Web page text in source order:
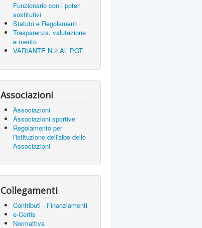
Funzionario con i poteri
sostitutivi
Statuto e Regolamenti
Trasparenza, valutazione
e merito
VARIANTE N.2 AL PGT
Associazioni
Associazioni
Associazioni sportive
Regolamento per
l'istituzione dell'albo delle
Associazioni
Collegamenti
Contributi - Finanziamenti
e-Certis
Normattiva